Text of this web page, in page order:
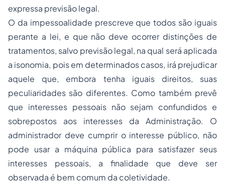
expressa previsão legal.
O da impessoalidade prescreve que todos são iguais
perante a lei, e que não deve ocorrer distinções de
tratamentos, salvo previsão legal, na qual será aplicada
a isonomia, pois em determinados casos, irá prejudicar
aquele que, embora tenha iguais direitos, suas
peculiaridades são diferentes. Como também prevê
que interesses pessoais não sejam confundidos e
sobrepostos aos interesses da Administração. O
administrador deve cumprir o interesse público, não
pode usar a máquina pública para satisfazer seus
interesses pessoais, a finalidade que deve ser
observada é bem comum da coletividade.